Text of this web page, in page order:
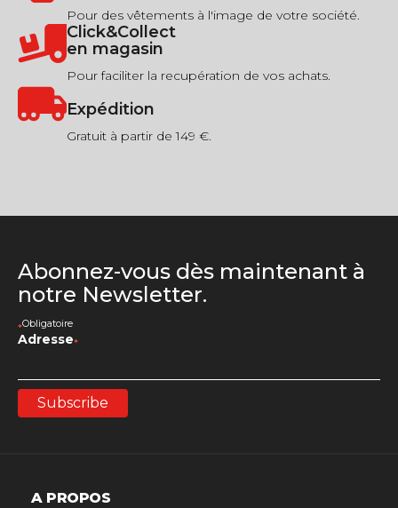
Pour des vêtements à l'image de votre société.
Click&Collect
en magasin
Pour faciliter la recupération de vos achats.
Expédition
Gratuit à partir de 149 €.
Abonnez-vous dès maintenant à
notre Newsletter.
*Obligatoire
Adresse*
A PROPOS